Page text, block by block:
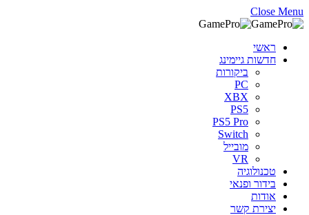
Close Menu
ראשי
חדשות גיימינג
ביקורות
PC
XBX
PS5
PS5 Pro
Switch
מובייל
VR
טכנולוגיה
בידור ופנאי
אודות
יצירת קשר